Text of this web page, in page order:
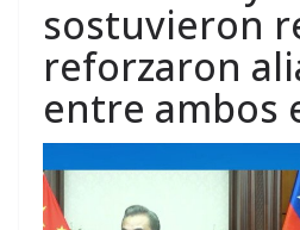
sostuvieron
reforzaron
entre ambos